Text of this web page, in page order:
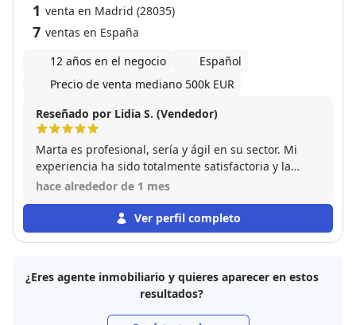
1 venta en Madrid (28035)
7 ventas en España
12 años en el negocio
Español
Precio de venta mediano 500k EUR
Reseñado por Lidia S. (Vendedor)
Marta es profesional, sería y ágil en su sector. Mi
experiencia ha sido totalmente satisfactoria y la
recomiendo 100%. Destaco el acompañamiento
hace alrededor de 1 mes
Ver perfil completo
¿Eres agente inmobiliario y quieres aparecer en estos
resultados?